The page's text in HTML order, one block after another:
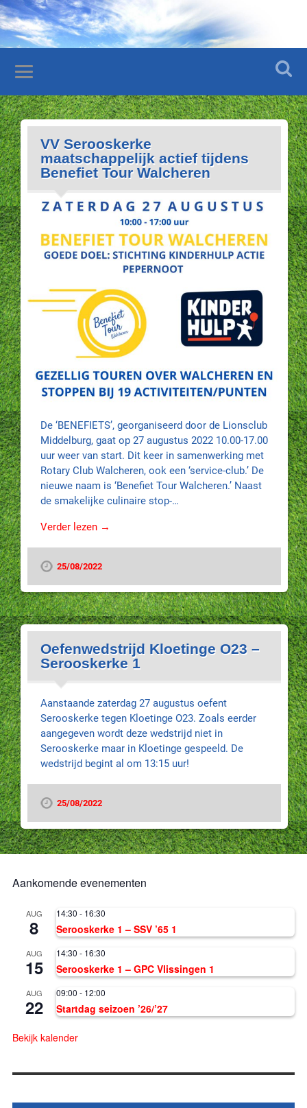
VV Serooskerke
maatschappelijk actief tijdens
Benefiet Tour Walcheren
De ‘BENEFIETS’, georganiseerd door de Lionsclub
Middelburg, gaat op 27 augustus 2022 10.00-17.00
uur weer van start. Dit keer in samenwerking met
Rotary Club Walcheren, ook een ‘service-club.’ De
nieuwe naam is ‘Benefiet Tour Walcheren.’ Naast
de smakelijke culinaire stop-…
Verder lezen →
25/08/2022
Oefenwedstrijd Kloetinge O23 –
Serooskerke 1
Aanstaande zaterdag 27 augustus oefent
Serooskerke tegen Kloetinge O23. Zoals eerder
aangegeven wordt deze wedstrijd niet in
Serooskerke maar in Kloetinge gespeeld. De
wedstrijd begint al om 13:15 uur!
25/08/2022
Aankomende evenementen
AUG
8
14:30 - 16:30
Serooskerke 1 – SSV ’65 1
AUG
15
14:30 - 16:30
Serooskerke 1 – GPC Vlissingen 1
AUG
22
09:00 - 12:00
Startdag seizoen ’26/’27
Bekijk kalender